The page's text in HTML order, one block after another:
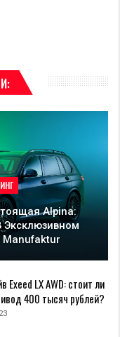
Alpina:
Эксклюзивном
Exeed LX AWD: стоит ли
400 тысяч рублей?